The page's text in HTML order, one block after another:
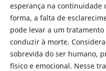
esperança na continuidade
forma, a falta de
pode levar a um
conduzir à morte.
sobrevida do ser humano,
físico e emocional. Nesse